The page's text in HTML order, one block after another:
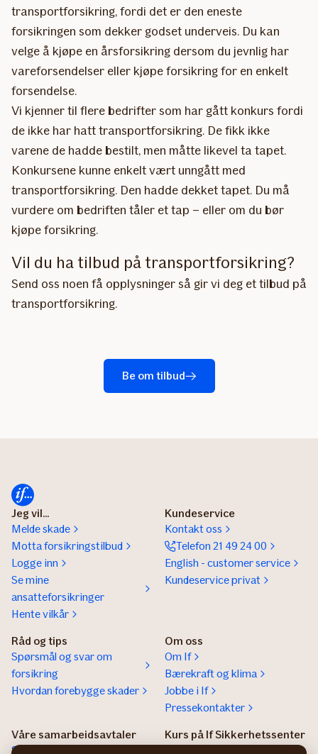
transportforsikring, fordi det er den eneste
forsikringen som dekker godset underveis. Du kan
velge å kjøpe en årsforsikring dersom du jevnlig har
vareforsendelser eller kjøpe forsikring for en enkelt
forsendelse.
Vi kjenner til flere bedrifter som har gått konkurs fordi
de ikke har hatt transportforsikring. De fikk ikke
varene de hadde bestilt, men måtte likevel ta tapet.
Konkursene kunne enkelt vært unngått med
transportforsikring. Den hadde dekket tapet. Du må
vurdere om bedriften tåler et tap – eller om du bør
kjøpe forsikring.
Vil du ha tilbud på transportforsikring?
Send oss noen få opplysninger så gir vi deg et tilbud på
transportforsikring.
Be om tilbud
Jeg vil...
Melde skade
Motta forsikringstilbud
Logge inn
Se mine
ansatteforsikringer
Hente vilkår
Kundeservice
Kontakt oss
Telefon 21 49 24 00
English - customer service
Kundeservice privat
Råd og tips
Spørsmål og svar om
forsikring
Hvordan forebygge skader
Om oss
Om If
Bærekraft og klima
Jobbe i If
Pressekontakter
Våre samarbeidsavtaler
Samarbeidsavtaler
Kurs på If Sikkerhetssenter